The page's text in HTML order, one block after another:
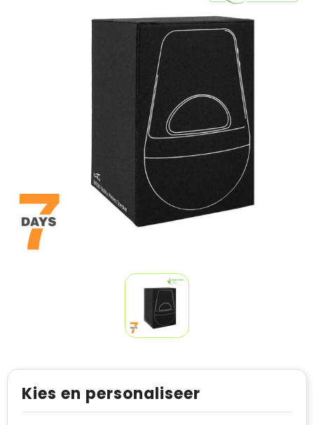
Kies en personaliseer